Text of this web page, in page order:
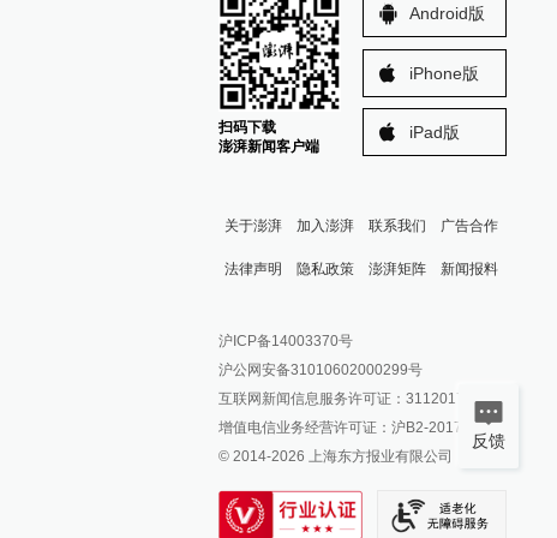
扫码下载
澎湃新闻客户端
Android版
iPhone版
iPad版
关于澎湃 加入澎湃 联系我们 广告合作
法律声明 隐私政策 澎湃矩阵
澎湃新闻公众号
澎湃新闻抖音号
派生万物开放平台
IP SHANGHAI
SIXTH TONE
新闻报料
报料邮箱: news@thepaper.cn
沪ICP备14003370号
沪公网安备31010602000299号
互联网新闻信息服务许可证：31120170006
增值电信业务经营许可证：沪B2-2017116
© 2014-2026 上海东方报业有限公司
反馈